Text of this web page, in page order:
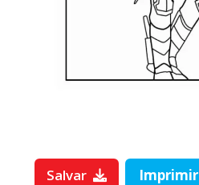
Salvar Imprimir